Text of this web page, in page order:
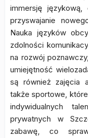
immersję
przyswajanie
Nauka języków
zdolności
na rozwój
umiejętność
są również zajęcia
także sportowe,
indywidualnych
prywatnych w
zabawę, co